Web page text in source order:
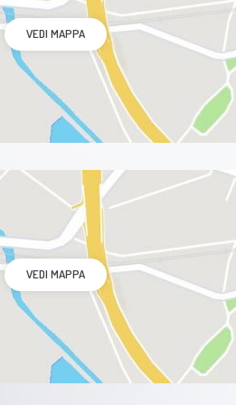
VEDI MAPPA
VEDI MAPPA